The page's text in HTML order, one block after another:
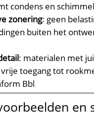
condens en
zonering: geen
buiten het
: materialen met
toegang tot
Bbl
en